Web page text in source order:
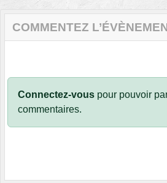
COMMENTEZ
Connectez-vous pour pouvoir
commentaires.